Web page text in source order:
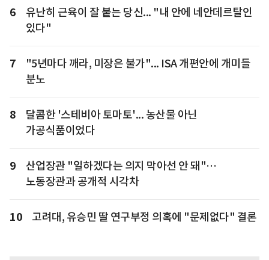
6
유난히 근육이 잘 붙는 당신... "내 안에 네안데르탈인
있다"
7
"5년마다 깨라, 미장은 불가"... ISA 개편안에 개미들
분노
8
달콤한 '스테비아 토마토'... 농산물 아닌
가공식품이었다
9
산업장관 "일하겠다는 의지 막아선 안 돼"…
노동장관과 공개적 시각차
10 고려대, 유승민 딸 연구부정 의혹에 "문제없다" 결론